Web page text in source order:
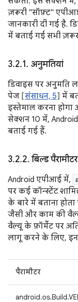
ज़रूरी "सॉफ़्ट"
जानकारी दी गई है.
में बताई गई सभी
3.2.1. अनुमतियां
डिवाइस पर अनुमति
पेज [संसाधन, 5] में
इस्तेमाल करना होगा
सेक्शन 10 में,
बताई गई हैं.
3.2.2. बिल्ड पैरामीटर
Android एपीआई में,
पर कई कॉन्स्टेंट
के बारे में बताना
जैसी और काम की
वैल्यू के फ़ॉर्मैट पर
लागू करने के लिए,
पैरामीटर